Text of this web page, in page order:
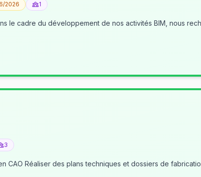
2026 1
3
CAO Réaliser des plans techniques et dossiers de